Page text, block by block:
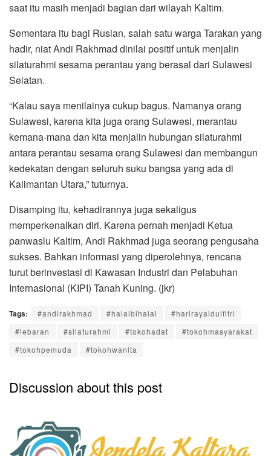
saat itu masih menjadi bagian dari wilayah Kaltim.
Sementara itu bagi Ruslan, salah satu warga Tarakan yang
hadir, niat Andi Rakhmad dinilai positif untuk menjalin
silaturahmi sesama perantau yang berasal dari Sulawesi
Selatan.
“Kalau saya menilainya cukup bagus. Namanya orang
Sulawesi, karena kita juga orang Sulawesi, merantau
kemana-mana dan kita menjalin hubungan silaturahmi
antara perantau sesama orang Sulawesi dan membangun
kedekatan dengan seluruh suku bangsa yang ada di
Kalimantan Utara,” tuturnya.
Disamping itu, kehadirannya juga sekaligus
memperkenalkan diri. Karena pernah menjadi Ketua
panwaslu Kaltim, Andi Rakhmad juga seorang pengusaha
sukses. Bahkan informasi yang diperolehnya, rencana
turut berinvestasi di Kawasan Industri dan Pelabuhan
Internasional (KIPI) Tanah Kuning. (jkr)
Tags: #andirakhmad #halalbihalal
#harirayaidulfitri
#lebaran
#silaturahmi #tokohadat
#tokohmasyarakat
#tokohpemuda
#tokohwanita
Discussion about this post